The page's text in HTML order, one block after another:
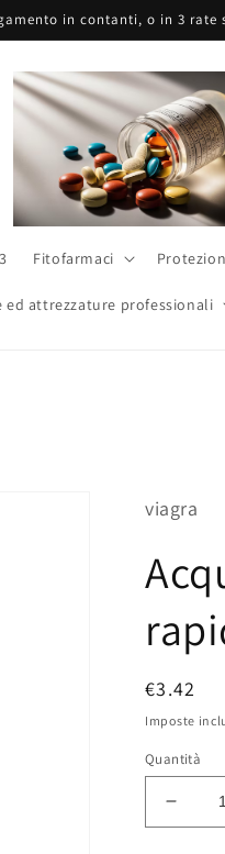
in contanti, o in 3 rate
Fitofarmaci
ed attrezzature professionali
viagra
Prezzo
di
listino
€3.42
Imposte
Quantità